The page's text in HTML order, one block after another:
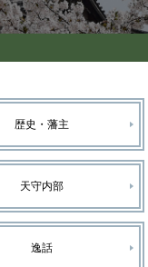
歴史・藩主
天守内部
逸話